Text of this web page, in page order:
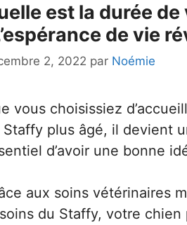
est la durée
de vie
2, 2022 par Noémie
vous choisissiez
Staffy plus âgé, il devient
d’avoir une bonne
aux soins vétérinaires
du Staffy, votre